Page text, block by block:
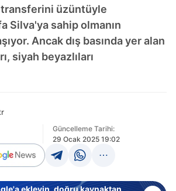
üzüntüyle
Silva'ya sahip olmanın
Ancak dış basında yer alan
siyah beyazlıları
Güncelleme Tarihi:
29 Ocak 2025 19:02
ekleyin, doğru kaynaktan